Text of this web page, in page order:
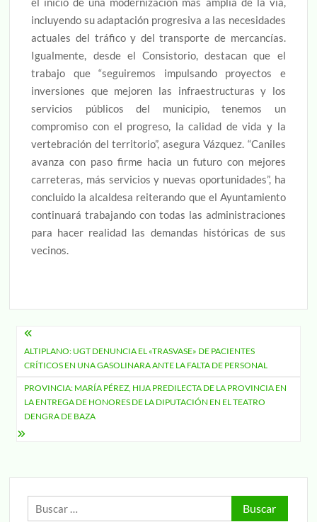
incluyendo su adaptación progresiva a las necesidades
actuales del tráfico y del transporte de mercancías.
Igualmente, desde el Consistorio, destacan que el
trabajo que “seguiremos impulsando proyectos e
inversiones que mejoren las infraestructuras y los
servicios públicos del municipio, tenemos un
compromiso con el progreso, la calidad de vida y la
vertebración del territorio”, asegura Vázquez. “Caniles
avanza con paso firme hacia un futuro con mejores
carreteras, más servicios y nuevas oportunidades”, ha
concluido la alcaldesa reiterando que el Ayuntamiento
continuará trabajando con todas las administraciones
para hacer realidad las demandas históricas de sus
vecinos.
Navegación
de
entradas
ALTIPLANO: UGT DENUNCIA EL «TRASVASE» DE PACIENTES
CRÍTICOS EN UNA GASOLINARA ANTE LA FALTA DE PERSONAL
PROVINCIA: MARÍA PÉREZ, HIJA PREDILECTA DE LA PROVINCIA EN
LA ENTREGA DE HONORES DE LA DIPUTACIÓN EN EL TEATRO
DENGRA DE BAZA
Buscar: